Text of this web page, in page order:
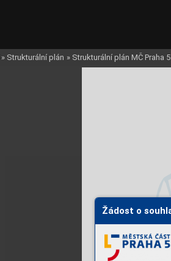
Žádost o
» Strukturální plán » Strukturální plán MČ Praha 5